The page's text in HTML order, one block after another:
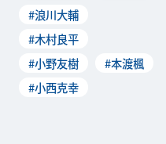
#浪川大輔
#木村良平
#小野友樹
#本渡楓
#小西克幸